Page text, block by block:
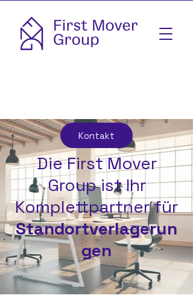
Kontakt
Die First Mover
Group ist Ihr
Komplettpartner für
Standortverlagerun
gen